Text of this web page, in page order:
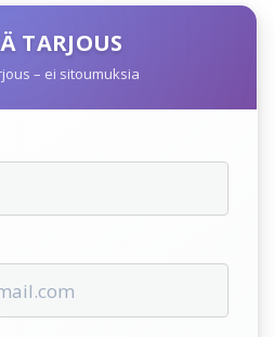
TARJOUS
– ei sitoumuksia